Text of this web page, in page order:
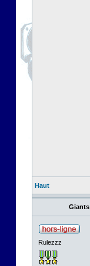
Haut
Giants
Rulezzz